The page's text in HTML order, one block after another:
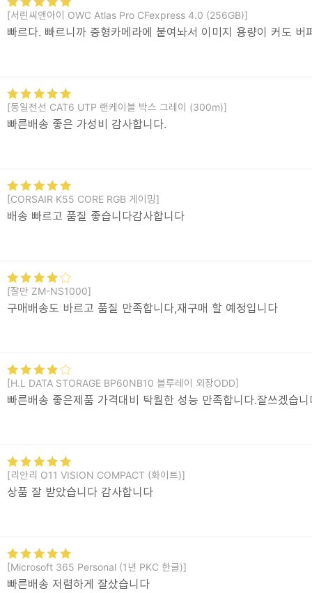
[서린씨앤아이 OWC Atlas Pro CFexpress 4.0 (256GB)]
빠르다. 빠르니까 중형카메라에 붙여놔서 이미지 용량이 커도 버
[동일전선 CAT6 UTP 랜케이블 박스 그레이 (300m)]
빠른배송 좋은 가성비 감사합니다.
[CORSAIR K55 CORE RGB 게이밍]
배송 빠르고 품질 좋습니다감사합니다
[잘만 ZM-NS1000]
구매배송도 바르고 품질 만족합니다,재구매 할 예정입니다
[H.L DATA STORAGE BP60NB10 블루레이 외장ODD]
빠른배송 좋은제품 가격대비 탁월한 성능 만족합니다.잘쓰겠습니
[리안리 O11 VISION COMPACT (화이트)]
상품 잘 받았습니다 감사합니다
[Microsoft 365 Personal (1년 PKC 한글)]
빠른배송 저렴하게 잘샀습니다